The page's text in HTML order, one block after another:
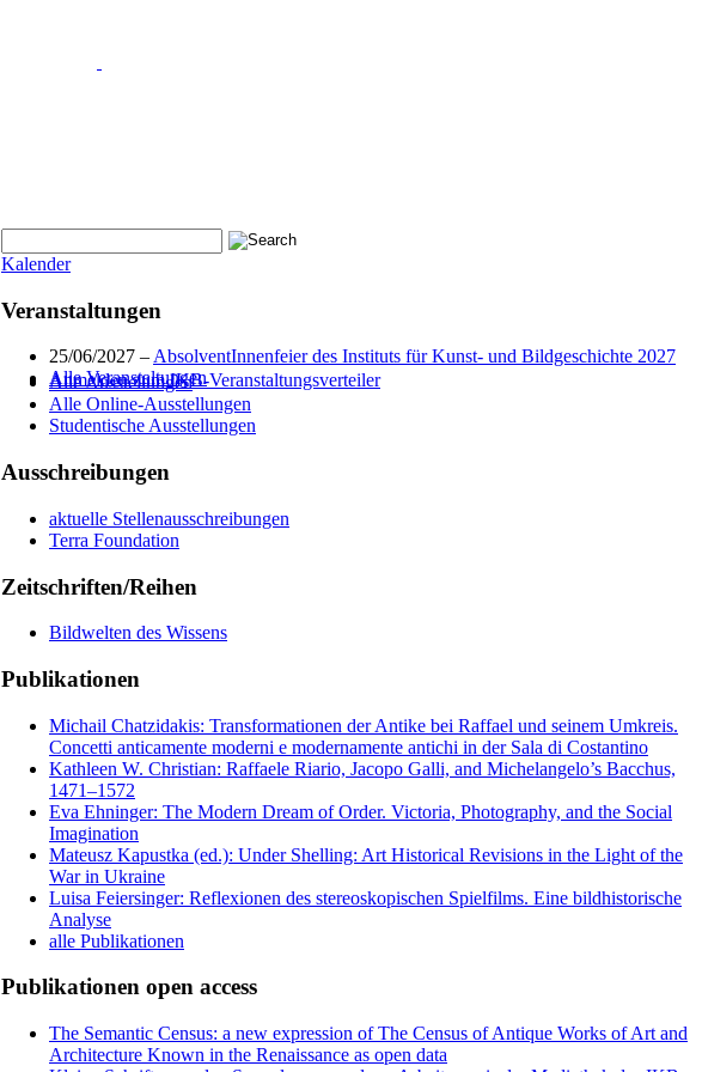
Kalender
Veranstaltungen
25/06/2027 –AbsolventInnenfeier des Instituts für Kunst- und Bildgeschichte 2027
Alle Veranstaltungen
Anmelden zum IKB-Veranstaltungsverteiler
Alle Ausstellungen
Alle Online-Ausstellungen
Studentische Ausstellungen
Ausschreibungen
aktuelle Stellenausschreibungen
Terra Foundation
Zeitschriften/Reihen
Bildwelten des Wissens
Publikationen
Michail Chatzidakis: Transformationen der Antike bei Raffael und seinem Umkreis.
Concetti anticamente moderni e modernamente antichi in der Sala di Costantino
Kathleen W. Christian: Raffaele Riario, Jacopo Galli, and Michelangelo’s Bacchus,
1471–1572
Eva Ehninger: The Modern Dream of Order. Victoria, Photography, and the Social
Imagination
Mateusz Kapustka (ed.): Under Shelling: Art Historical Revisions in the Light of the
War in Ukraine
Luisa Feiersinger: Reflexionen des stereoskopischen Spielfilms. Eine bildhistorische
Analyse
alle Publikationen
Publikationen open access
The Semantic Census: a new expression of The Census of Antique Works of Art and
Architecture Known in the Renaissance as open data